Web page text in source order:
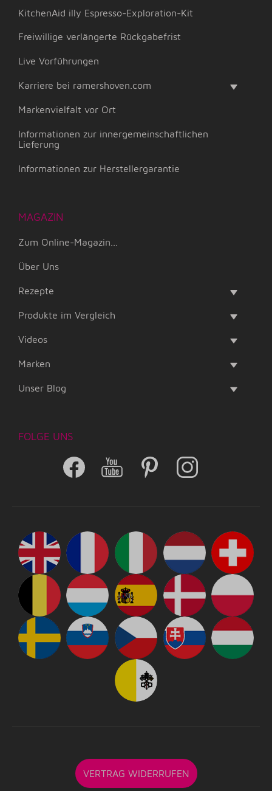
KitchenAid illy Espresso-Exploration-Kit
Freiwillige verlängerte Rückgabefrist
Live Vorführungen
Karriere bei ramershoven.com
Markenvielfalt vor Ort
Informationen zur innergemeinschaftlichen
Lieferung
Informationen zur Herstellergarantie
MAGAZIN
Zum Online-Magazin...
Über Uns
Rezepte
Produkte im Vergleich
Videos
Marken
Unser Blog
FOLGE UNS
VERTRAG WIDERRUFEN